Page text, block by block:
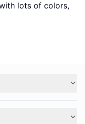
lots of colors,